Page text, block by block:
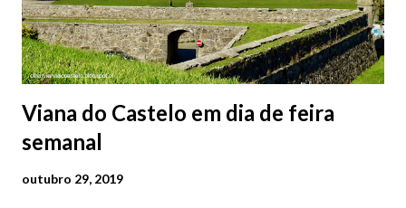
Viana do Castelo em dia de feira
semanal
outubro 29, 2019